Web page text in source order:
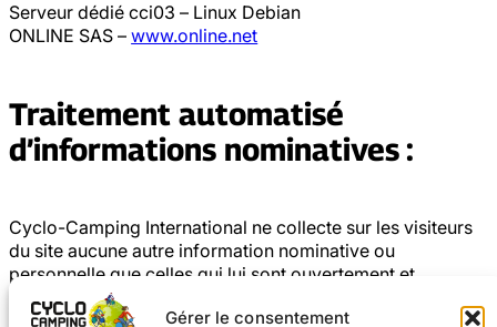
Gérer le consentement
Serveur dédié cci03 – Linux Debian
ONLINE SAS –www.online.net
Traitement automatisé
d’informations nominatives :
Cyclo-Camping International ne collecte sur les visiteurs
du site aucune autre information nominative ou
personnelle que celles qui lui sont ouvertement et
volontairement fournies en particulier par l’intermédiaire
des adresses électroniques de ses correspondants.